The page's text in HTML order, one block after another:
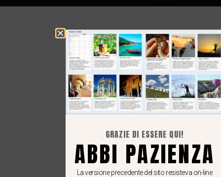
GRAZIE DI ESSERE QUI!
ABBI PAZIENZA
La versione precedente del sito resisteva on-line